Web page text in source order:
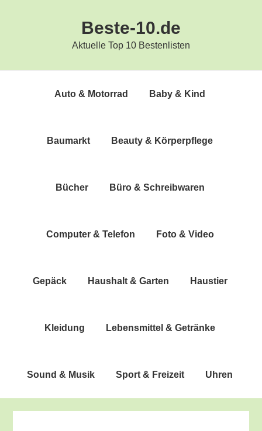
Beste-10.de
Aktuelle Top 10 Bestenlisten
Auto & Motorrad Baby & Kind
Bau­markt Beau­ty & Körperpflege
Bücher Büro & Schreibwaren
Com­pu­ter & Telefon Foto & Video
Gepäck Haus­halt & Garten Haus­tier
Klei­dung Lebens­mit­tel & Getränke
Sound & Musik Sport & Freizeit Uhren